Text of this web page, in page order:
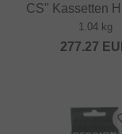
CS" Kassetten
1.04 kg
277.27